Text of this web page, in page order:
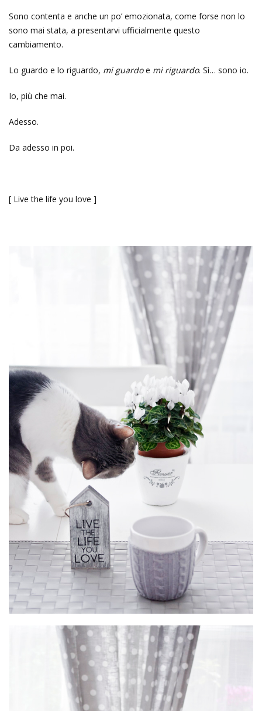
Sono contenta e anche un po’ emozionata, come forse non lo
sono mai stata, a presentarvi ufficialmente questo
cambiamento.
Lo guardo e lo riguardo, mi guardoe mi riguardo. Sì… sono io.
Io, più che mai.
Adesso.
Da adesso in poi.
[ Live the life you love ]